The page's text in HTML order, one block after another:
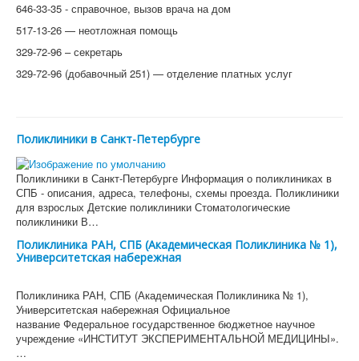
646-33-35 - справочное, вызов врача на дом
517-13-26 — неотложная помощь
329-72-96 – секретарь
329-72-96 (добавочный 251) — отделение платных услуг
Поликлиники в Санкт-Петербурге
Поликлиники в Санкт-Петербурге Информация о поликлиниках в
СПБ - описания, адреса, телефоны, схемы проезда. Поликлиники
для взрослых Детские поликлиники Стоматологические
поликлиники В…
Поликлиника РАН, СПБ (Академическая Поликлиника № 1),
Университетская набережная
Поликлиника РАН, СПБ (Академическая Поликлиника № 1),
Университетская набережная Официальное
название Федеральное государственное бюджетное научное
учреждение «ИНСТИТУТ ЭКСПЕРИМЕНТАЛЬНОЙ МЕДИЦИНЫ».
…